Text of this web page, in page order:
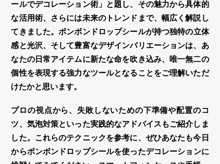
ールでデコレーション術」と題し、その魅力から具体的
な活用術、さらには未来のトレンドまで、幅広く解説し
てきました。ボンボンドロップシールが持つ独特の立体
感と光沢、そして豊富なデザインバリエーションは、あ
なたの日常アイテムに新たな命を吹き込み、唯一無二の
個性を表現する強力なツールとなることをご理解いただ
けたかと思います。
プロの視点から、失敗しないための下準備や配置のコ
ツ、気泡対策といった実践的なアドバイスもご紹介しま
した。これらのテクニックを参考に、ぜひあなたも今日
からボンボンドロップシールを使ったデコレーションに